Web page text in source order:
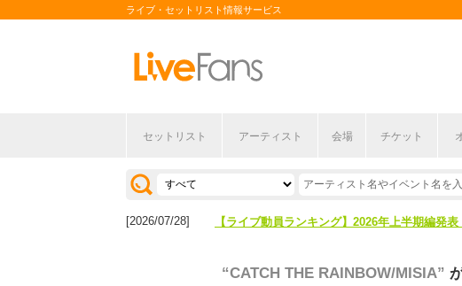
ライブ・セットリスト情報サービス
セットリスト アーティスト 会場 チケット
[2026/04/27] 【フェス特集2026】フェス情報はここから！
[2026/07/28] 【ライブ動員ランキング】2026年上半期編発表
“CATCH THE RAINBOW/MISIA”